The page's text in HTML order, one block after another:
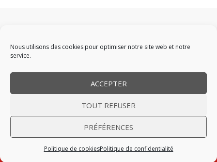
Nous utilisons des cookies pour optimiser notre site web et notre
service.
ACCEPTER
TOUT REFUSER
PRÉFÉRENCES
Politique de cookiesPolitique de confidentialité
Accueil | Services | Promos | CGV | Mention légales | Politique
| Politique de cookies (EU)
© PABST 2022 • 9-11, place de l'Olympium - 57140 WOIPPY •
Tél. 03 87 72 55 25 • Port. 06 75 50 17 64